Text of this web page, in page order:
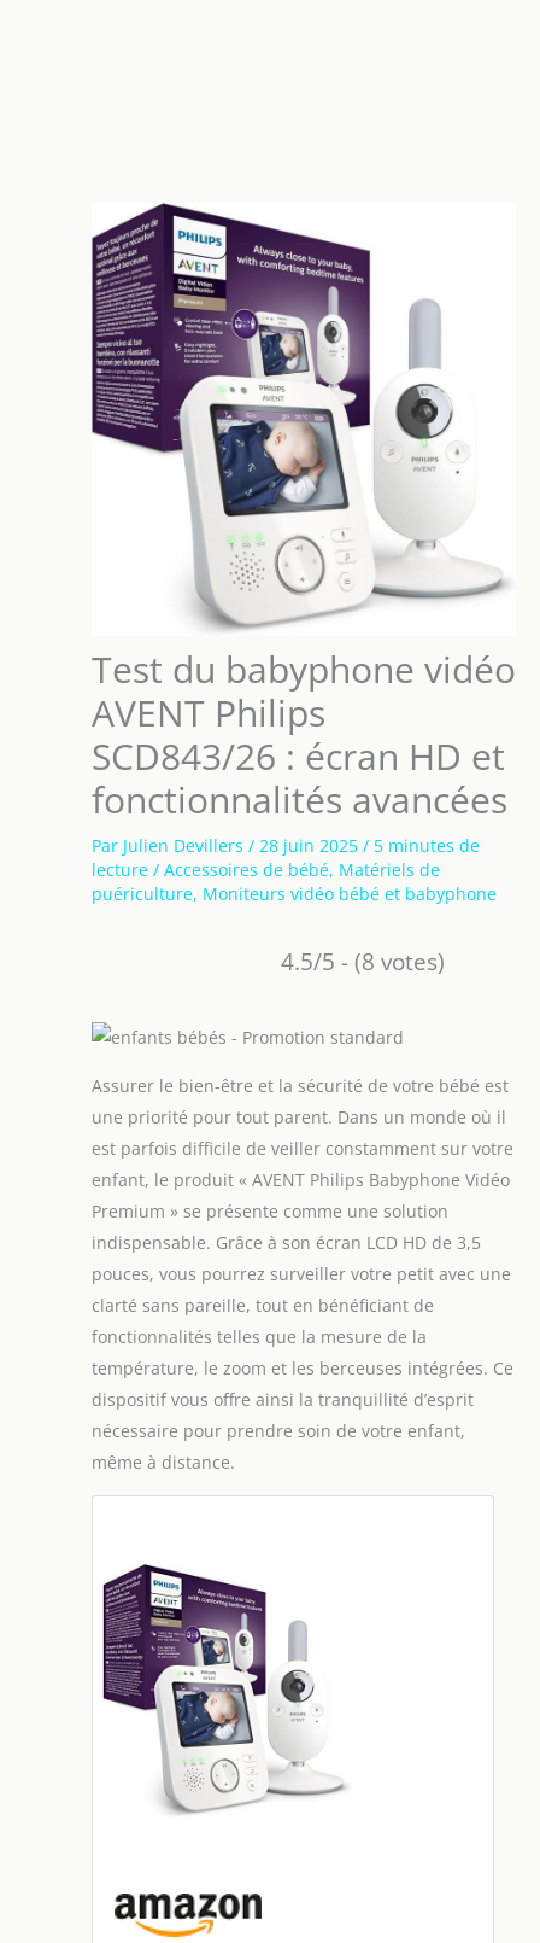
Test du babyphone vidéo
AVENT Philips
SCD843/26 : écran HD et
fonctionnalités avancées
Par Julien Devillers / 28 juin 2025 / 5 minutes de
lecture / Accessoires de bébé, Matériels de
puériculture, Moniteurs vidéo bébé et babyphone
4.5/5 - (8 votes)
Assurer le bien-être et la sécurité de votre bébé est
une priorité pour tout parent. Dans un monde où il
est parfois difficile de veiller constamment sur votre
enfant, le produit « AVENT Philips Babyphone Vidéo
Premium » se présente comme une solution
indispensable. Grâce à son écran LCD HD de 3,5
pouces, vous pourrez surveiller votre petit avec une
clarté sans pareille, tout en bénéficiant de
fonctionnalités telles que la mesure de la
température, le zoom et les berceuses intégrées. Ce
dispositif vous offre ainsi la tranquillité d’esprit
nécessaire pour prendre soin de votre enfant,
même à distance.